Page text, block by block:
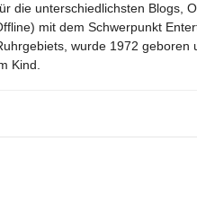
die unterschiedlichsten Blogs,
mit dem Schwerpunkt
wurde 1972 geboren
Kind.